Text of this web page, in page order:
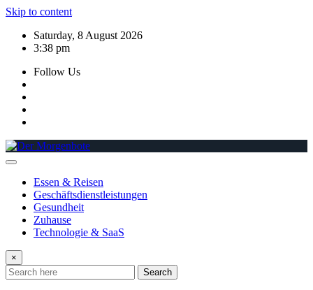
Skip to content
Saturday, 8 August 2026
3:38 pm
Follow Us
Essen & Reisen
Geschäftsdienstleistungen
Gesundheit
Zuhause
Technologie & SaaS
×
Search